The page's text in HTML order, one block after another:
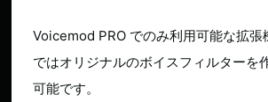
Voicemod PRO でのみ利用可能な拡張
ではオリジナルのボイスフィルターを
可能です。